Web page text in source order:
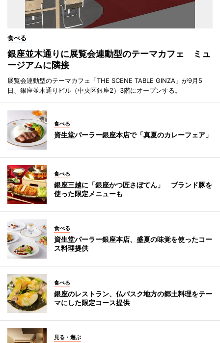
食べる
銀座並木通りに展覧会連動型のテーマカフェ ミュ
ージアムに隣接
展覧会連動型のテーマカフェ「THE SCENE TABLE GINZA」が9月5
日、銀座並木通りビル（中央区銀座2）3階にオープンする。
食べる
資生堂パーラー銀座本店で「真夏のカレーフェア」
食べる
銀座三越に「銀座かつ匠さぼてん」 ブランド豚を
使った限定メニューも
食べる
資生堂パーラー銀座本店、盛夏の味覚を使ったコー
ス料理提供
食べる
銀座のレストラン、仏バスク地方の郷土料理をテー
マにした限定コース提供
見る・遊ぶ